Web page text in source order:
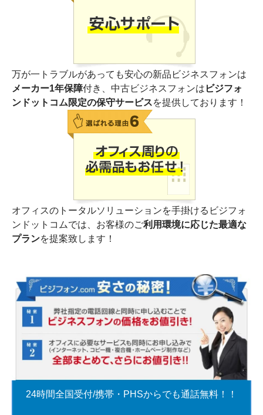
万が一トラブルがあっても安心の新品ビジネスフォンは
メーカー1年保障付き、中古ビジネスフォンは ビジフォ
ンドットコム限定の保守サービスを提供しております！
オフィスのトータルソリューションを手掛けるビジフォ
ンドットコムでは、お客様のご利用環境に応じた最適な
プランを提案致します！
24時間全国受付/携帯・PHSからでも通話無料！！